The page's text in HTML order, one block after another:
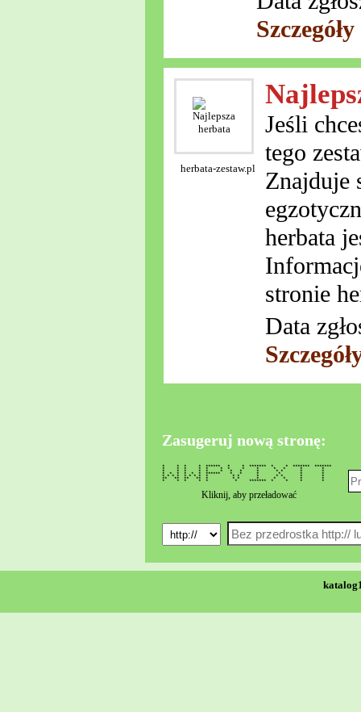
herbata-zestaw.pl
Jeśli
tego
Znajduje
herbata
stronie
Data
Zasugeruj nową stronę:
* * * * ****** * * ******* * * ******* *******
* * * * * * * * * * * * *
* * * * * * * * * * * * *
* * * * * * ****** * * * * * *
* * * * * * * * * * * * * * * *
** ** ** ** * * * * * * * *
* * * * * * ******* * * * *
Kliknij, aby przeładować